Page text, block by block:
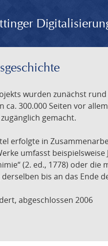
wurden zunächst
ca. 300.000 Seiten vor
gemacht.
erfolgte in
umfasst beispielsweise
(2. ed., 1778) oder
bis an das Ende
abgeschlossen 2006